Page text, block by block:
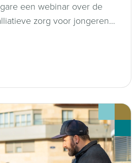
een webinar over de
zorg voor jongeren
waardevolle informatie.